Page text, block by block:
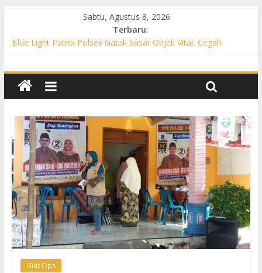
Sabtu, Agustus 8, 2026
Terbaru:
Blue Light Patrol Polsek Gatak Sasar Objek Vital, Cegah
Permukiman, Antisipasi 3C dan Gangguan Kamtibmas
Patroli KRYD Polsek Baki Sisir Titik Rawan, Cegah 3C hingga
Patroli Blue Light Polsek Nguter Sasar Perbankan hingga
Permukiman, Antisipasi 3C dan Gangguan Kamtibmas
Blue Light Patrol Polsek Tawangsari Sisir Belasan Desa, Cegah
Kejahatan 3C dan Gangguan Kamtibmas
Giat Ops